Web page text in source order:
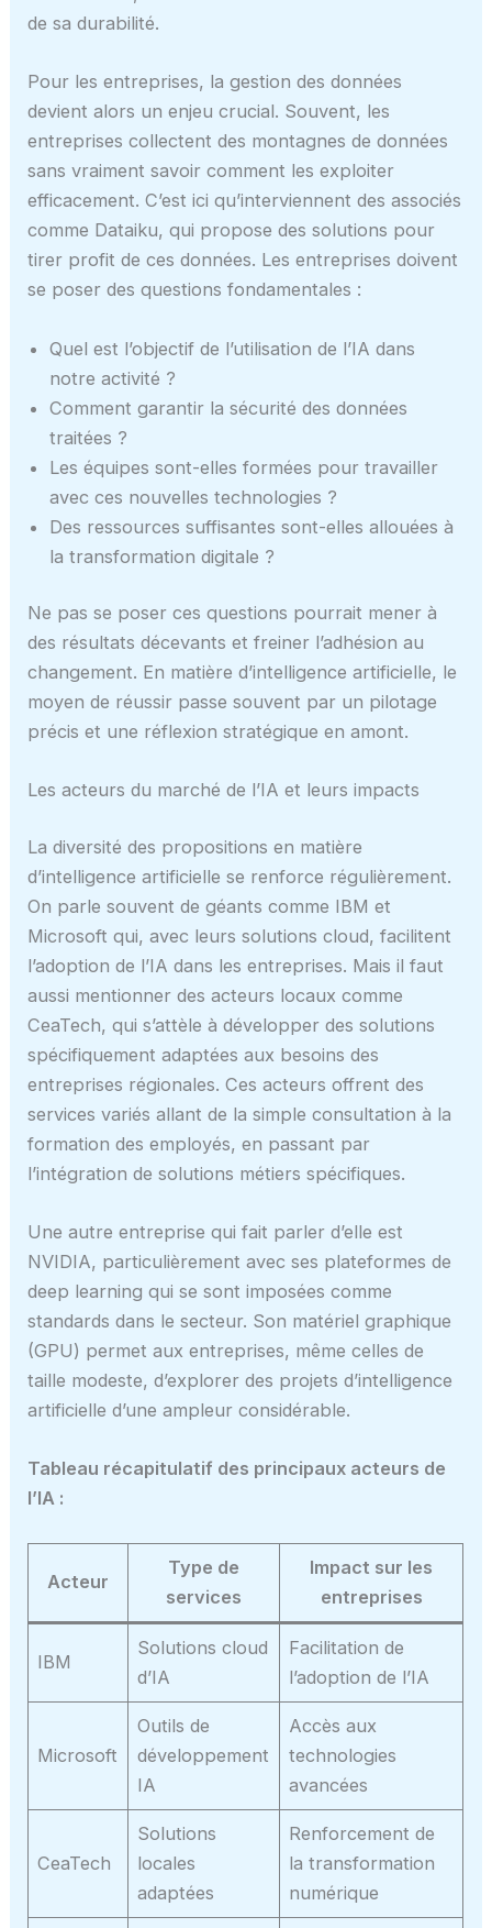
de sa durabilité.
Pour les entreprises, la gestion des données
devient alors un enjeu crucial. Souvent, les
entreprises collectent des montagnes de données
sans vraiment savoir comment les exploiter
efficacement. C’est ici qu’interviennent des associés
comme Dataiku, qui propose des solutions pour
tirer profit de ces données. Les entreprises doivent
se poser des questions fondamentales :
Quel est l’objectif de l’utilisation de l’IA dans
notre activité ?
Comment garantir la sécurité des données
traitées ?
Les équipes sont-elles formées pour travailler
avec ces nouvelles technologies ?
Des ressources suffisantes sont-elles allouées à
la transformation digitale ?
Ne pas se poser ces questions pourrait mener à
des résultats décevants et freiner l’adhésion au
changement. En matière d’intelligence artificielle, le
moyen de réussir passe souvent par un pilotage
précis et une réflexion stratégique en amont.
Les acteurs du marché de l’IA et leurs impacts
La diversité des propositions en matière
d’intelligence artificielle se renforce régulièrement.
On parle souvent de géants comme IBM et
Microsoft qui, avec leurs solutions cloud, facilitent
l’adoption de l’IA dans les entreprises. Mais il faut
aussi mentionner des acteurs locaux comme
CeaTech, qui s’attèle à développer des solutions
spécifiquement adaptées aux besoins des
entreprises régionales. Ces acteurs offrent des
services variés allant de la simple consultation à la
formation des employés, en passant par
l’intégration de solutions métiers spécifiques.
Une autre entreprise qui fait parler d’elle est
NVIDIA, particulièrement avec ses plateformes de
deep learning qui se sont imposées comme
standards dans le secteur. Son matériel graphique
(GPU) permet aux entreprises, même celles de
taille modeste, d’explorer des projets d’intelligence
artificielle d’une ampleur considérable.
Tableau récapitulatif des principaux acteurs de
l’IA :
Acteur
Type de
services
Impact sur les
entreprises
IBM
Solutions cloud
d’IA
Facilitation de
l’adoption de l’IA
Microsoft
Outils de
développement
IA
Accès aux
technologies
avancées
CeaTech
Solutions
locales
adaptées
Renforcement de
la transformation
numérique